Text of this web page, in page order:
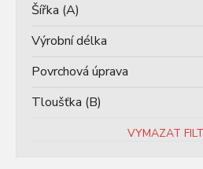
Povrchová úprava
Šířka (A)
Tloušťka (B)
Výrobní délka
VYMAZAT